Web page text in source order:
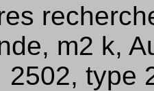
m2 k,
2502, type